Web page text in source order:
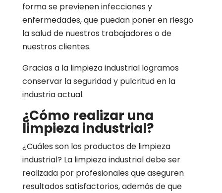
forma se previenen infecciones y
enfermedades, que puedan poner en riesgo
la salud de nuestros trabajadores o de
nuestros clientes.
Gracias a la limpieza industrial logramos
conservar la seguridad y pulcritud en la
industria actual.
¿Cómo realizar una
limpieza industrial?
¿Cuáles son los productos de limpieza
industrial? La limpieza industrial debe ser
realizada por profesionales que aseguren
resultados satisfactorios, además de que